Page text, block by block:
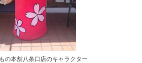
の本舗八条口店のキャラクター